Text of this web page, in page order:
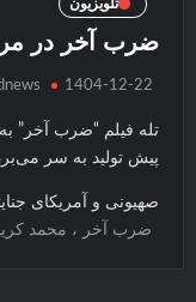
تلویزیون
ضرب آخر در
1404-12-22
تله فیلم “ضرب آخر”
پیش تولید به سر
صهیونی و آمریکای
ضرب آخر ، محمد